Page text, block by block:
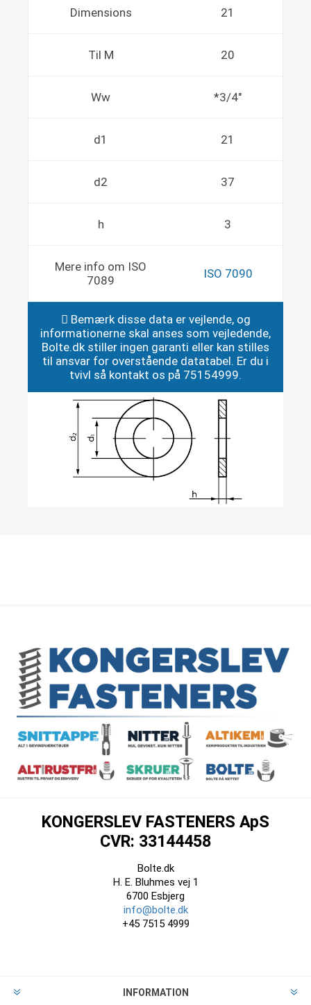
Dimensions 21
Til M 20
Ww *3/4"
d1 21
d2 37
h 3
Mere info om ISO
7089
ISO 7090
Bemærk disse data er vejlende, og
informationerne skal anses som vejledende,
Bolte.dk stiller ingen garanti eller kan stilles
til ansvar for overstående datatabel. Er du i
tvivl så kontakt os på 75154999.
KONGERSLEV FASTENERS ApS
CVR: 33144458
Bolte.dk
H. E. Bluhmes vej 1
6700 Esbjerg
info@bolte.dk
+45 7515 4999
INFORMATION